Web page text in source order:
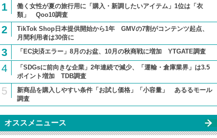
1
働く女性が夏の旅行用に「購入・新調したいアイテム」1位は「衣
類」 Qoo10調査
2
TikTok Shop日本提供開始から1年 GMVの7割がコンテンツ起点、
月間利用者は30倍に
3 「EC決済エラー」8月のお盆、10月の秋商戦に増加 YTGATE調査
4
「SDGsに前向きな企業」2年連続で減少、「運輸・倉庫業界」は3.5
ポイント増加 TDB調査
5
新商品を購入しやすい条件「お試し価格」「小容量」 あるるモール
調査
オススメニュース